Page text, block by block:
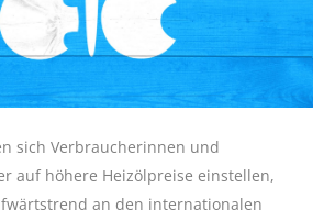
sich Verbraucherinnen und
auf höhere Heizölpreise einstellen,
an den internationalen